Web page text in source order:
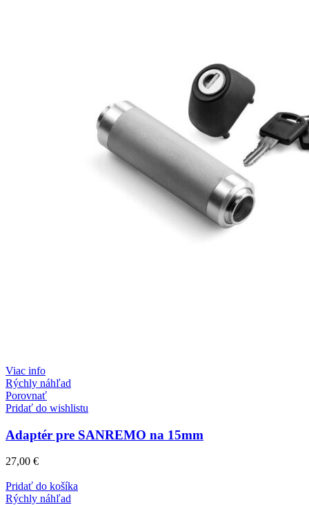
Viac info
Rýchly náhľad
Porovnať
Pridať do wishlistu
Adaptér pre SANREMO na 15mm
27,00 €
Pridať do košíka
Rýchly náhľad